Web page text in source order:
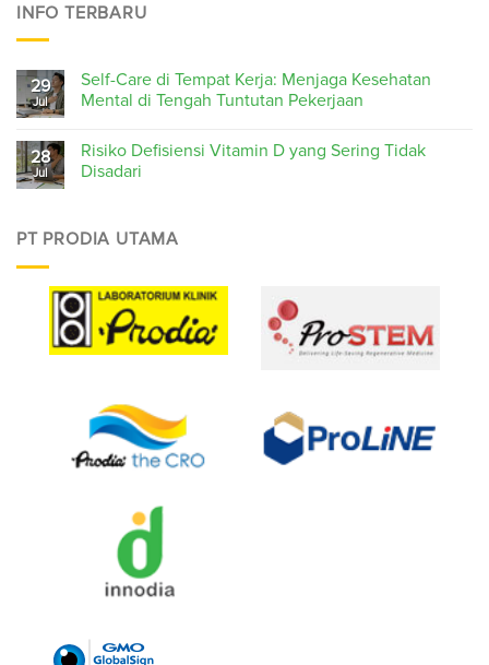
INFO TERBARU
29
Jul
Self-Care di Tempat Kerja: Menjaga Kesehatan
Mental di Tengah Tuntutan Pekerjaan
28
Jul
Risiko Defisiensi Vitamin D yang Sering Tidak
Disadari
PT PRODIA UTAMA